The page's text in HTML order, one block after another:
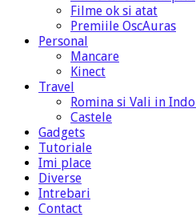
Filme ok si atat
Premiile OscAuras
Personal
Mancare
Kinect
Travel
Romina si Vali in
Castele
Gadgets
Tutoriale
Imi place
Diverse
Intrebari
Contact